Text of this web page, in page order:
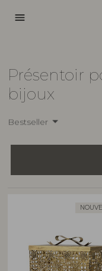
menu
Présentoir
bijoux
Bestseller